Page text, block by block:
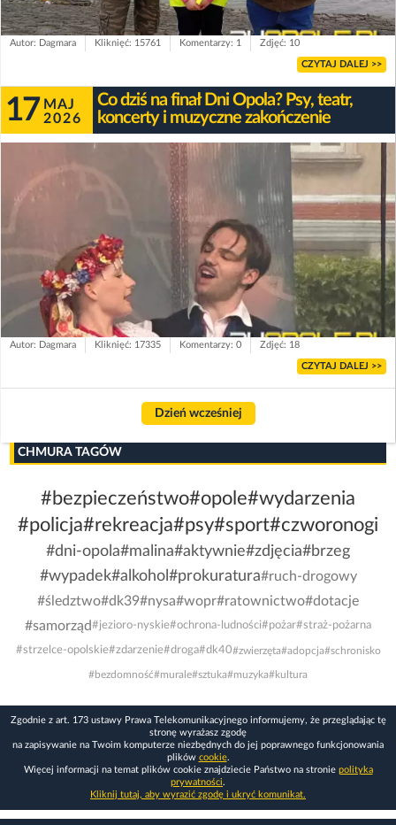
Autor: Dagmara Kliknięć: 15761 Komentarzy: 1 Zdjęć: 10
CZYTAJ DALEJ >>
17 MAJ
2026
Co dziś na finał Dni Opola? Psy, teatr,
koncerty i muzyczne zakończenie
Autor: Dagmara Kliknięć: 17335 Komentarzy: 0 Zdjęć: 18
CZYTAJ DALEJ >>
Dzień wcześniej
CHMURA TAGÓW
#bezpieczeństwo#opole#wydarzenia
#policja#rekreacja#psy#sport#czworonogi
#dni-opola#malina#aktywnie#zdjęcia#brzeg
#wypadek#alkohol #prokuratura#ruch-drogowy
#śledztwo#dk39#nysa#wopr#ratownictwo#dotacje
#samorząd#jezioro-nyskie#ochrona-ludności#pożar#straż-pożarna
#strzelce-opolskie#zdarzenie#droga#dk40#zwierzęta#adopcja#schronisko
#bezdomność#murale#sztuka#muzyka#kultura
Zgodnie z art. 173 ustawy Prawa Telekomunikacyjnego informujemy, że przeglądając tę
stronę wyrażasz zgodę
na zapisywanie na Twoim komputerze niezbędnych do jej poprawnego funkcjonowania
plików cookie.
Więcej informacji na temat plików cookie znajdziecie Państwo na stronie polityka
prywatności.
Kliknij tutaj, aby wyrazić zgodę i ukryć komunikat.